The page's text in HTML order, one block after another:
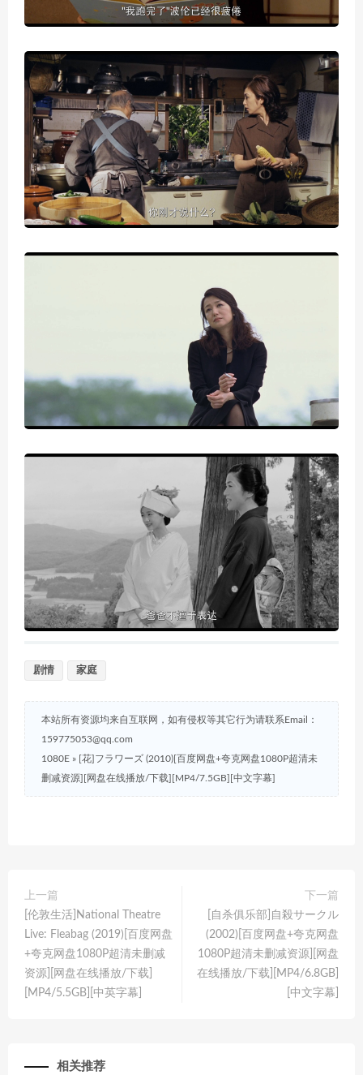
剧情 家庭
本站所有资源均来自互联网，如有侵权等其它行为请联系Email：
159775053@qq.com
1080E » [花]フラワーズ (2010)[百度网盘+夸克网盘1080P超清未
删减资源][网盘在线播放/下载][MP4/7.5GB][中文字幕]
上一篇
[伦敦生活]National Theatre
Live: Fleabag (2019)[百度网盘
+夸克网盘1080P超清未删减
资源][网盘在线播放/下载]
[MP4/5.5GB][中英字幕]
下一篇
[自杀俱乐部]自殺サークル
(2002)[百度网盘+夸克网盘
1080P超清未删减资源][网盘
在线播放/下载][MP4/6.8GB]
[中文字幕]
相关推荐